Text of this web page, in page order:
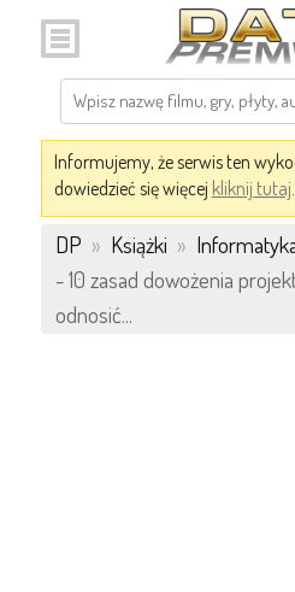
Informujemy, że serwis ten
dowiedzieć się więcej kliknij tutaj.
DP » Książki »
- 10 zasad dowożenia
odnosić...